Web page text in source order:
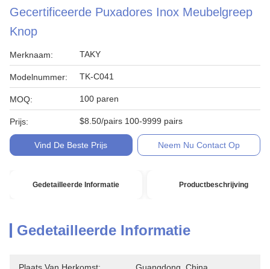
Gecertificeerde Puxadores Inox Meubelgreep
Knop
Merknaam: TAKY
Modelnummer: TK-C041
MOQ: 100 paren
Prijs: $8.50/pairs 100-9999 pairs
Vind De Beste Prijs Neem Nu Contact Op
Gedetailleerde Informatie Productbeschrijving
Gedetailleerde Informatie